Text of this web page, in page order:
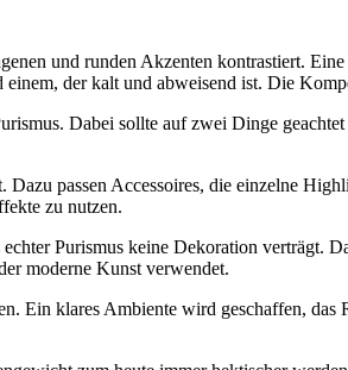
und runden Akzenten kontrastiert.
der kalt und abweisend ist. Die
Dabei sollte auf zwei Dinge
passen Accessoires, die einzelne
zu nutzen.
Purismus keine Dekoration verträgt.
moderne Kunst verwendet.
Ein klares Ambiente wird geschaffen, das